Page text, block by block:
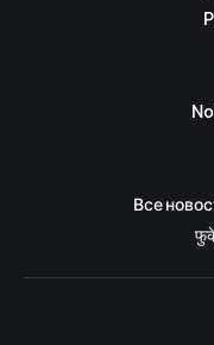
Все